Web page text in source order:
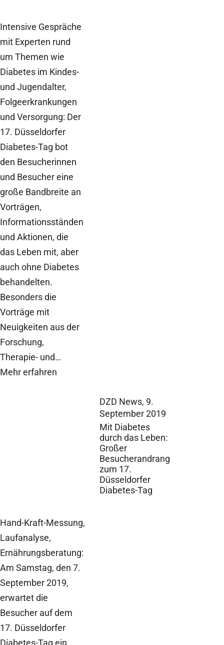
DZD News, 9.
September 2019
Mit Diabetes
durch das Leben:
Großer
Besucherandrang
zum 17.
Düsseldorfer
Diabetes-Tag
Intensive Gespräche
mit Experten rund
um Themen wie
Diabetes im Kindes-
und Jugendalter,
Folgeerkrankungen
und Versorgung: Der
17. Düsseldorfer
Diabetes-Tag bot
den Besucherinnen
und Besucher eine
große Bandbreite an
Vorträgen,
Informationsständen
und Aktionen, die
das Leben mit, aber
auch ohne Diabetes
behandelten.
Besonders die
Vorträge mit
Neuigkeiten aus der
Forschung,
Therapie- und…
Mehr erfahren
Hand-Kraft-Messung,
Laufanalyse,
Ernährungsberatung:
Am Samstag, den 7.
September 2019,
erwartet die
Besucher auf dem
17. Düsseldorfer
Diabetes-Tag ein